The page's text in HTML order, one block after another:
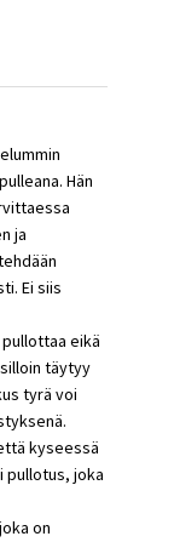
Hän
ja
Ei siis
eikä
täytyy
tyrä voi
kyseessä
pullotus, joka
on